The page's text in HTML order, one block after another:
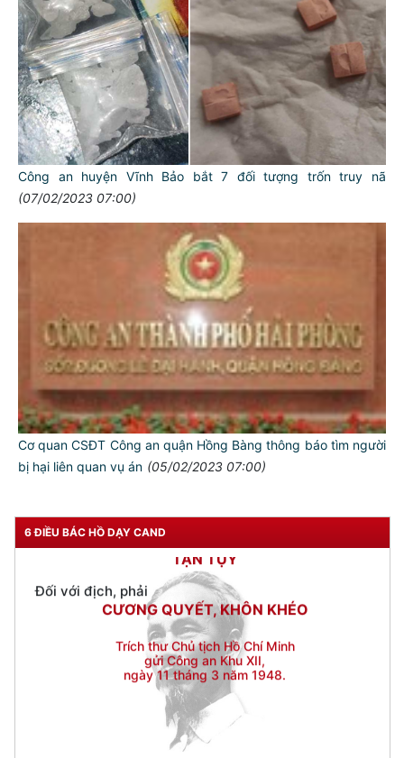
Công an huyện Vĩnh Bảo bắt 7 đối tượng trốn truy nã
(07/02/2023 07:00)
Cơ quan CSĐT Công an quận Hồng Bàng thông báo tìm người
bị hại liên quan vụ án (05/02/2023 07:00)
6 ĐIỀU BÁC HỒ DẠY CAND
NGƯỜI CÔNG AN CÁCH MỆNH LÀ:
Đối với tự mình, phải
CẦN, KIỆM, LIÊM, CHÍNH
Đối với đồng sự, phải
THÂN ÁI GIÚP ĐỠ
Đối với chính phủ, phải
TUYỆT ĐỐI TRUNG THÀNH
Đối với nhân dân, phải
KÍNH TRỌNG LỄ PHÉP
Đối với công việc, phải
Đối với địch, phải
CƯƠNG QUYẾT, KHÔN KHÉO
Trích thư Chủ tịch Hồ Chí Minh
gửi Công an Khu XII,
ngày 11 tháng 3 năm 1948.